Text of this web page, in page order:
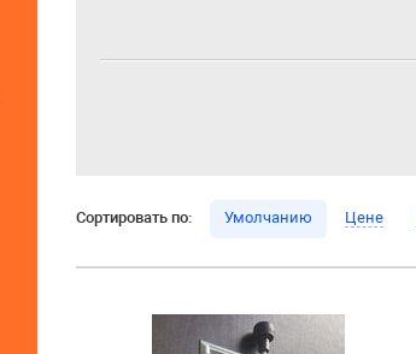
Сортировать по: Умолчанию Цене